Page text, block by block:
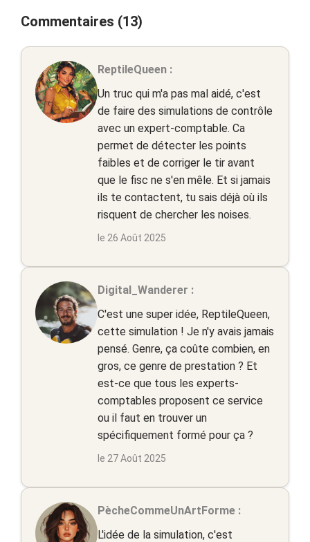
Commentaires (13)
ReptileQueen :
Un truc qui m'a pas mal aidé, c'est
de faire des simulations de contrôle
avec un expert-comptable. Ca
permet de détecter les points
faibles et de corriger le tir avant
que le fisc ne s'en mêle. Et si jamais
ils te contactent, tu sais déjà où ils
risquent de chercher les noises.
le 26 Août 2025
Digital_Wanderer :
C'est une super idée, ReptileQueen,
cette simulation ! Je n'y avais jamais
pensé. Genre, ça coûte combien, en
gros, ce genre de prestation ? Et
est-ce que tous les experts-
comptables proposent ce service
ou il faut en trouver un
spécifiquement formé pour ça ?
le 27 Août 2025
PècheCommeUnArtForme :
L'idée de la simulation, c'est